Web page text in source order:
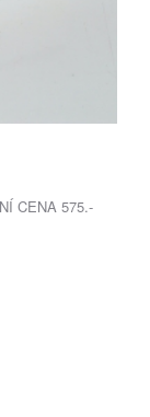
CENA 575.-